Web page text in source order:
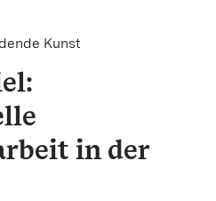
Kunst
in der